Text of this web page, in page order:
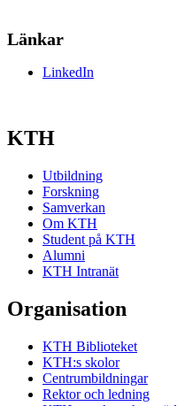
Länkar
LinkedIn
KTH
Utbildning
Forskning
Samverkan
Om KTH
Student på KTH
Alumni
KTH Intranät
Organisation
KTH Biblioteket
KTH:s skolor
Centrumbildningar
Rektor och ledning